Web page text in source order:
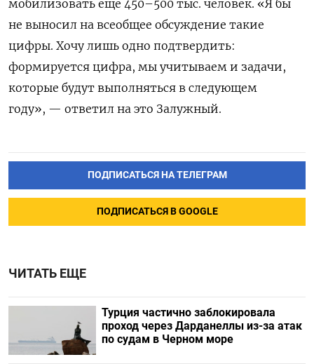
мобилизовать еще 450–500 тыс. человек. «Я бы
не выносил на всеобщее обсуждение такие
цифры. Хочу лишь одно подтвердить:
формируется цифра, мы учитываем и задачи,
которые будут выполняться в следующем
году», — ответил на это Залужный.
ПОДПИСАТЬСЯ НА ТЕЛЕГРАМ
ПОДПИСАТЬСЯ В GOOGLE
ЧИТАТЬ ЕЩЕ
Турция частично заблокировала
проход через Дарданеллы из-за атак
по судам в Черном море